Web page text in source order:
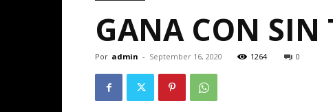
GANA CON SIN
Por admin - September 16, 2020 1264 0